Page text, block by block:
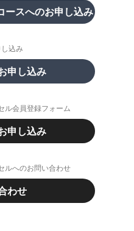
ースへのお申し込み
込み
申し込み
ル会員登録フォーム
申し込み
ルへのお問い合わせ
わせ